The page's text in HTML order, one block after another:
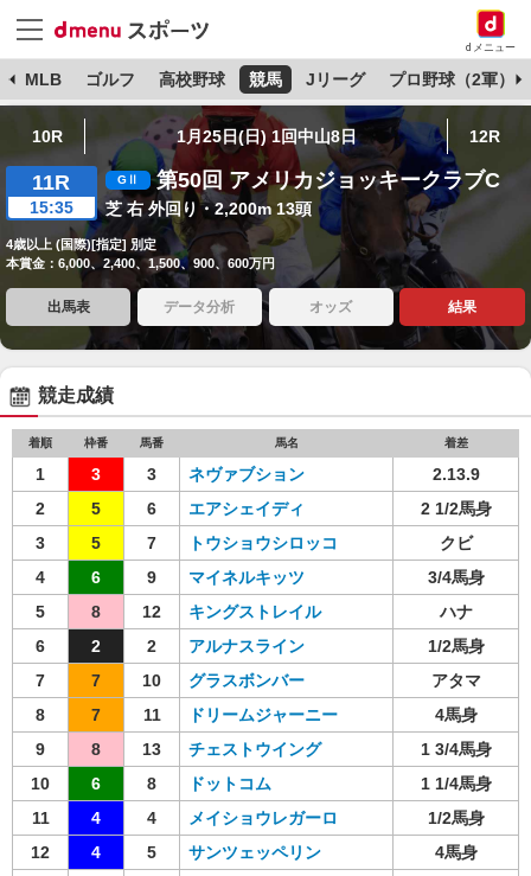
dメニュー
MLB ゴルフ 高校野球 競馬 Jリーグ プロ野球（2軍）
10R 1月25日(日) 1回中山8日 12R
11R
15:35
第50回 アメリカジョッキークラブC
芝 右 外回り・2,200m 13頭
4歳以上 (国際)[指定] 別定
本賞金：6,000、2,400、1,500、900、600万円
出馬表 データ分析 オッズ 結果
競走成績
着順 枠番 馬番 馬名 着差
1 3 3 ネヴァブション
2.13.9
2
5 6 エアシェイディ
2 1/2馬身
3
5 7 トウショウシロッコ
クビ
4
6 9 マイネルキッツ
3/4馬身
5
8 12 キングストレイル
ハナ
6
2 2 アルナスライン
1/2馬身
7
7 10 グラスボンバー
アタマ
8
7 11 ドリームジャーニー
4馬身
9
8 13 チェストウイング
1 3/4馬身
10
6 8 ドットコム
1 1/4馬身
11
4 4 メイショウレガーロ
1/2馬身
12
4 5 サンツェッペリン
4馬身